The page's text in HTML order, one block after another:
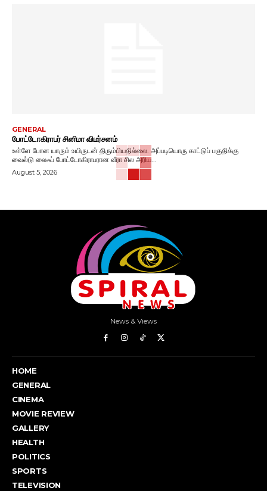
GENERAL
போட்டோகிராபர் சினிமா விமர்சனம்
உள்ளே போன யாரும் உயிருடன் திரும்பியதில்லை. அப்படியொரு காட்டுப் பகுதிக்கு
வைல்டு லைஃப் போட்டோகிராபரான வீரா சில அரிய...
August 5, 2026
News & Views
HOME
GENERAL
CINEMA
MOVIE REVIEW
GALLERY
HEALTH
POLITICS
SPORTS
TELEVISION